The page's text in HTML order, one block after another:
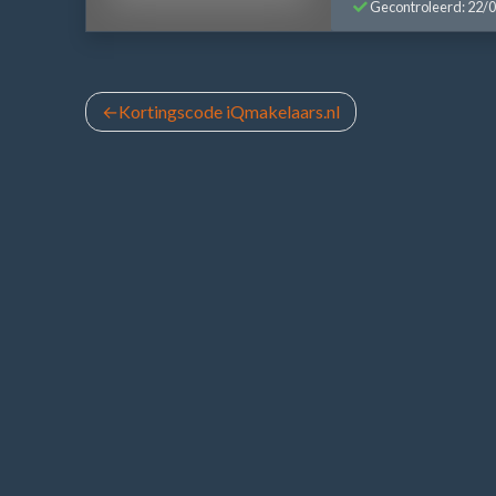
Gecontroleerd: 22/
Bericht
Kortingscode iQmakelaars.nl